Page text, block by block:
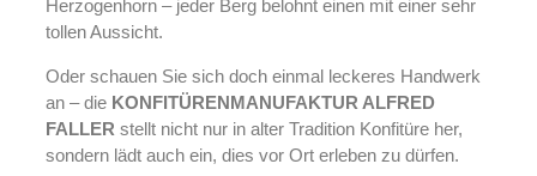
Herzogenhorn – jeder Berg belohnt einen mit einer sehr
tollen Aussicht.
Oder schauen Sie sich doch einmal leckeres Handwerk
an – die KONFITÜRENMANUFAKTUR ALFRED
FALLER stellt nicht nur in alter Tradition Konfitüre her,
sondern lädt auch ein, dies vor Ort erleben zu dürfen.